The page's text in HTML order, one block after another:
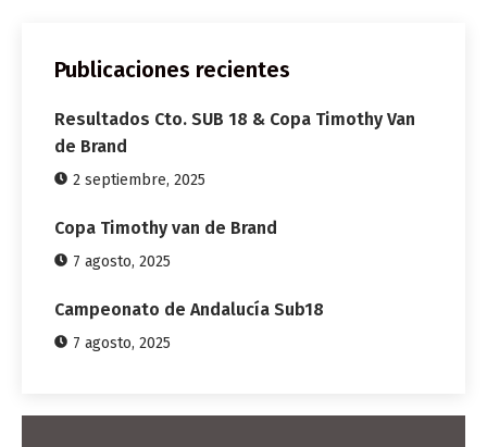
Publicaciones recientes
Resultados Cto. SUB 18 & Copa Timothy Van
de Brand
2 septiembre, 2025
Copa Timothy van de Brand
7 agosto, 2025
Campeonato de Andalucía Sub18
7 agosto, 2025